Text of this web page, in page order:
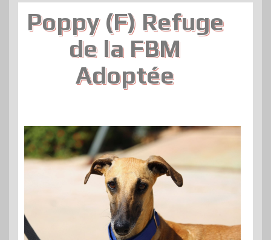
Poppy (F) Refuge
de la FBM
Adoptée